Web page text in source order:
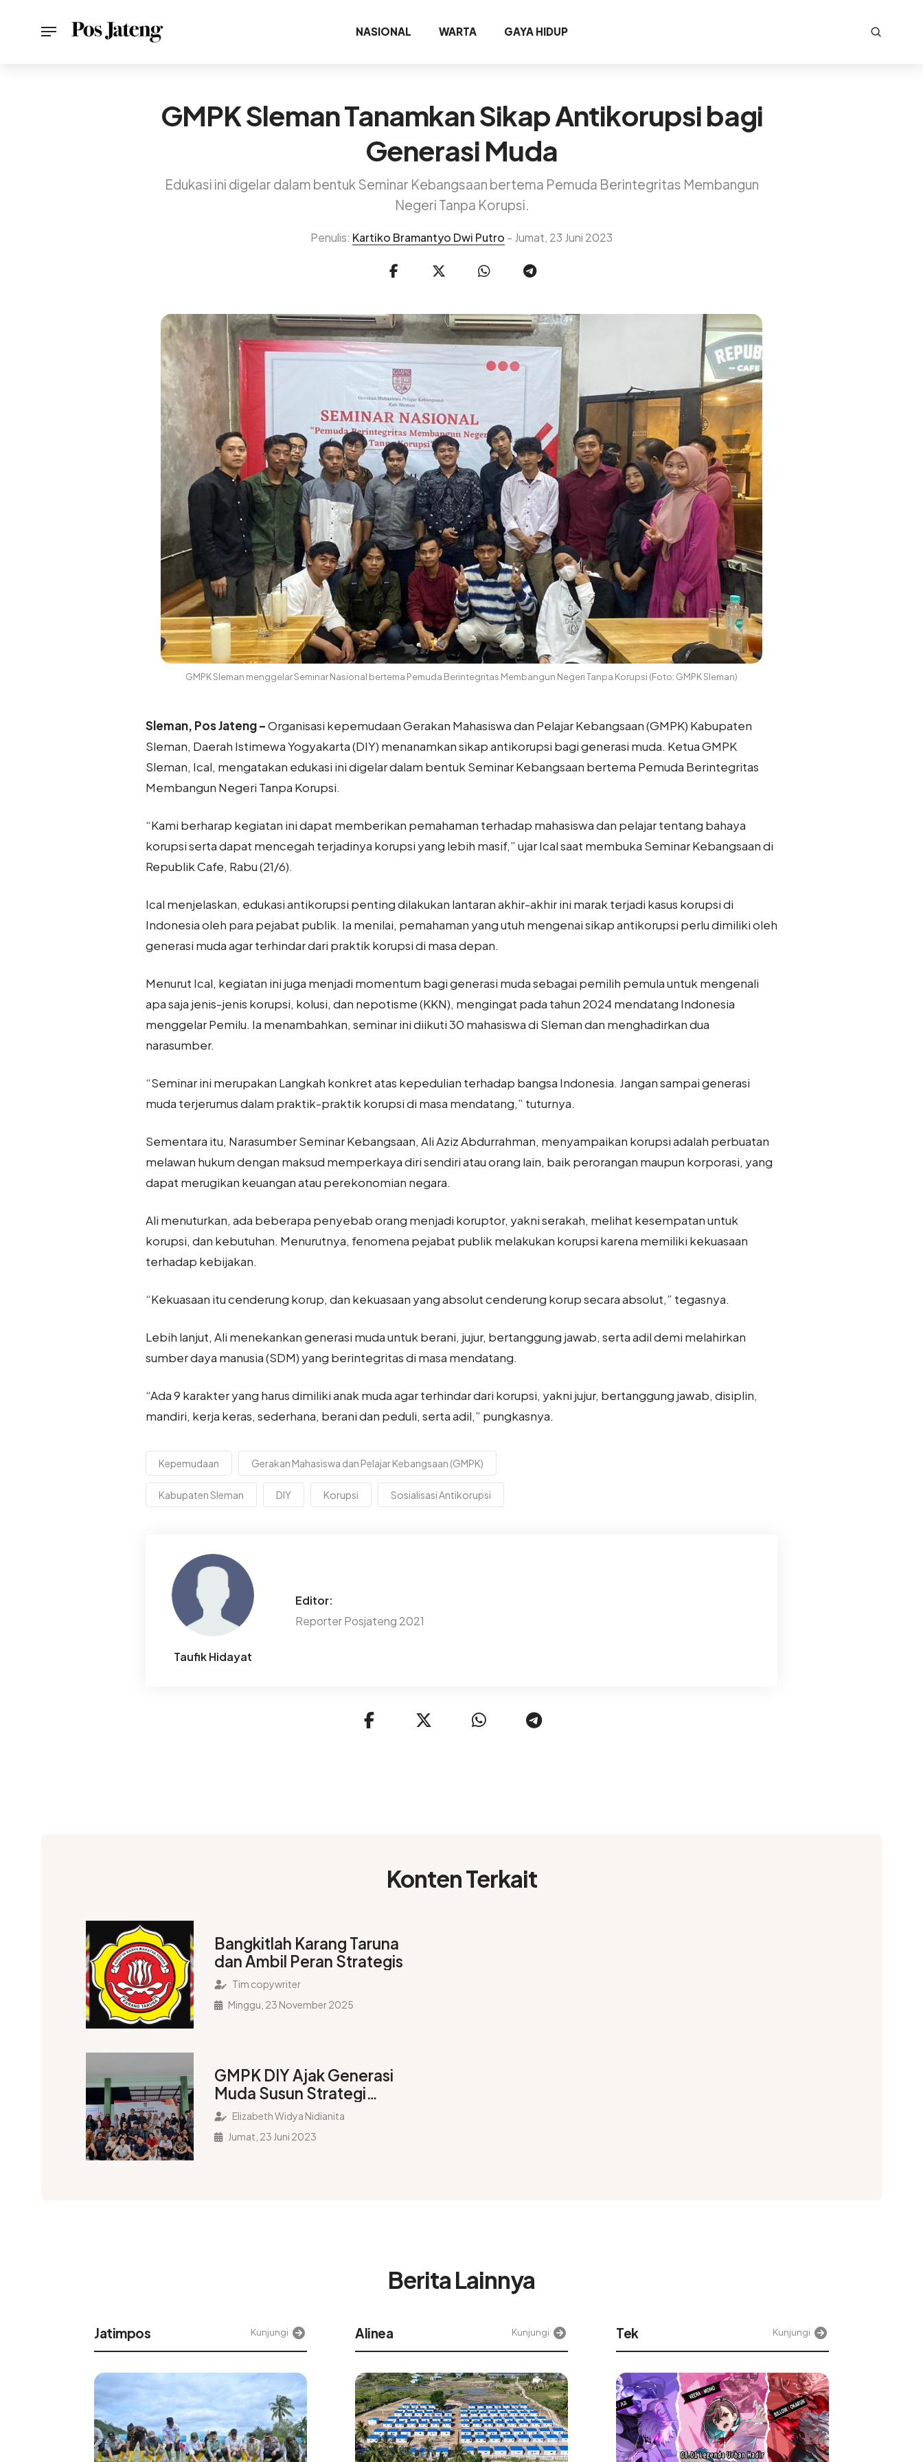
NASIONAL WARTA GAYA HIDUP
GMPK Sleman Tanamkan Sikap Antikorupsi bagi
Generasi Muda
Edukasi ini digelar dalam bentuk Seminar Kebangsaan bertema Pemuda Berintegritas Membangun
Negeri Tanpa Korupsi.
Penulis: Kartiko Bramantyo Dwi Putro - Jumat, 23 Juni 2023
GMPK Sleman menggelar Seminar Nasional bertema Pemuda Berintegritas Membangun Negeri Tanpa Korupsi (Foto: GMPK Sleman)
Sleman, Pos Jateng –Organisasi kepemudaan Gerakan Mahasiswa dan Pelajar Kebangsaan (GMPK) Kabupaten
Sleman, Daerah Istimewa Yogyakarta (DIY) menanamkan sikap antikorupsi bagi generasi muda. Ketua GMPK
Sleman, Ical, mengatakan edukasi ini digelar dalam bentuk Seminar Kebangsaan bertema Pemuda Berintegritas
Membangun Negeri Tanpa Korupsi.
“Kami berharap kegiatan ini dapat memberikan pemahaman terhadap mahasiswa dan pelajar tentang bahaya
korupsi serta dapat mencegah terjadinya korupsi yang lebih masif,” ujar Ical saat membuka Seminar Kebangsaan di
Republik Cafe, Rabu (21/6).
Ical menjelaskan, edukasi antikorupsi penting dilakukan lantaran akhir-akhir ini marak terjadi kasus korupsi di
Indonesia oleh para pejabat publik. Ia menilai, pemahaman yang utuh mengenai sikap antikorupsi perlu dimiliki oleh
generasi muda agar terhindar dari praktik korupsi di masa depan.
Menurut Ical, kegiatan ini juga menjadi momentum bagi generasi muda sebagai pemilih pemula untuk mengenali
apa saja jenis-jenis korupsi, kolusi, dan nepotisme (KKN), mengingat pada tahun 2024 mendatang Indonesia
menggelar Pemilu. Ia menambahkan, seminar ini diikuti 30 mahasiswa di Sleman dan menghadirkan dua
narasumber.
“Seminar ini merupakan Langkah konkret atas kepedulian terhadap bangsa Indonesia. Jangan sampai generasi
muda terjerumus dalam praktik-praktik korupsi di masa mendatang,” tuturnya.
Sementara itu, Narasumber Seminar Kebangsaan, Ali Aziz Abdurrahman, menyampaikan korupsi adalah perbuatan
melawan hukum dengan maksud memperkaya diri sendiri atau orang lain, baik perorangan maupun korporasi, yang
dapat merugikan keuangan atau perekonomian negara.
Ali menuturkan, ada beberapa penyebab orang menjadi koruptor, yakni serakah, melihat kesempatan untuk
korupsi, dan kebutuhan. Menurutnya, fenomena pejabat publik melakukan korupsi karena memiliki kekuasaan
terhadap kebijakan.
“Kekuasaan itu cenderung korup, dan kekuasaan yang absolut cenderung korup secara absolut,” tegasnya.
Lebih lanjut, Ali menekankan generasi muda untuk berani, jujur, bertanggung jawab, serta adil demi melahirkan
sumber daya manusia (SDM) yang berintegritas di masa mendatang.
“Ada 9 karakter yang harus dimiliki anak muda agar terhindar dari korupsi, yakni jujur, bertanggung jawab, disiplin,
mandiri, kerja keras, sederhana, berani dan peduli, serta adil,” pungkasnya.
Kepemudaan Gerakan Mahasiswa dan Pelajar Kebangsaan (GMPK)
Kabupaten Sleman DIY Korupsi Sosialisasi Antikorupsi
Taufik Hidayat
Editor:
Reporter Posjateng 2021
Konten Terkait
Bangkitlah Karang Taruna
dan Ambil Peran Strategis
Tim copywriter
Minggu, 23 November 2025
GMPK DIY Ajak Generasi
Muda Susun Strategi
Wujudkan Indonesia Emas
2045
Elizabeth Widya Nidianita
Jumat, 23 Juni 2023
Berita Lainnya
Alinea Kunjungi Tek Kunjungi Jurnaljabar Kunjungi